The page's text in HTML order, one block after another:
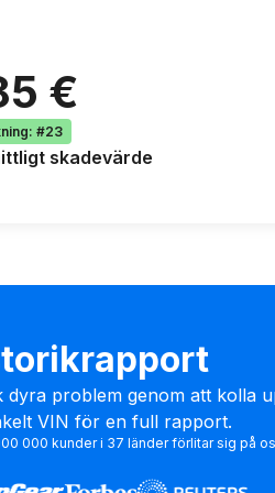
€
: #23
skadevärde
dyra problem genom att kolla
VIN för en full rapport.
000 kunder i 37 länder förlitar sig på